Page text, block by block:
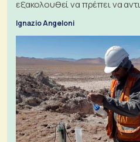
εξακολουθεί να πρέπει να
Ignazio Angeloni